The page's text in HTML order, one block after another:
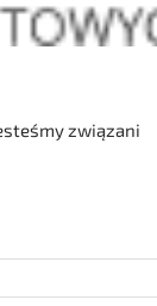
związani